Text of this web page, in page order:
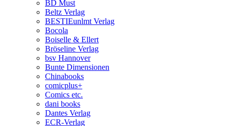
BD Must
Beltz Verlag
BESTIEunlmt Verlag
Bocola
Boiselle & Ellert
Bröseline Verlag
bsv Hannover
Bunte Dimensionen
Chinabooks
comicplus+
Comics etc.
dani books
Dantes Verlag
ECR-Verlag